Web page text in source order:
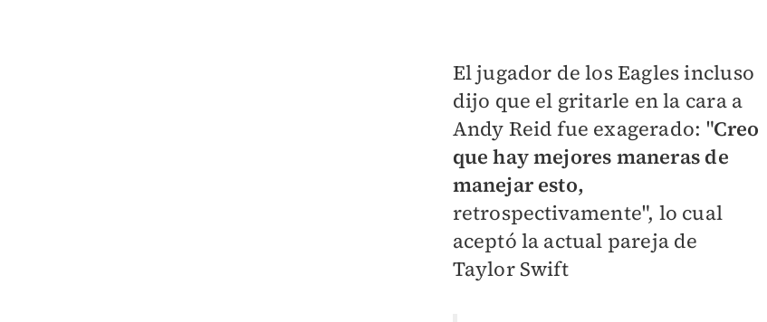
El jugador de los Eagles incluso
dijo que el gritarle en la cara a
Andy Reid fue exagerado: "Creo
que hay mejores maneras de
manejar esto,
retrospectivamente", lo cual
aceptó la actual pareja de
Taylor Swift